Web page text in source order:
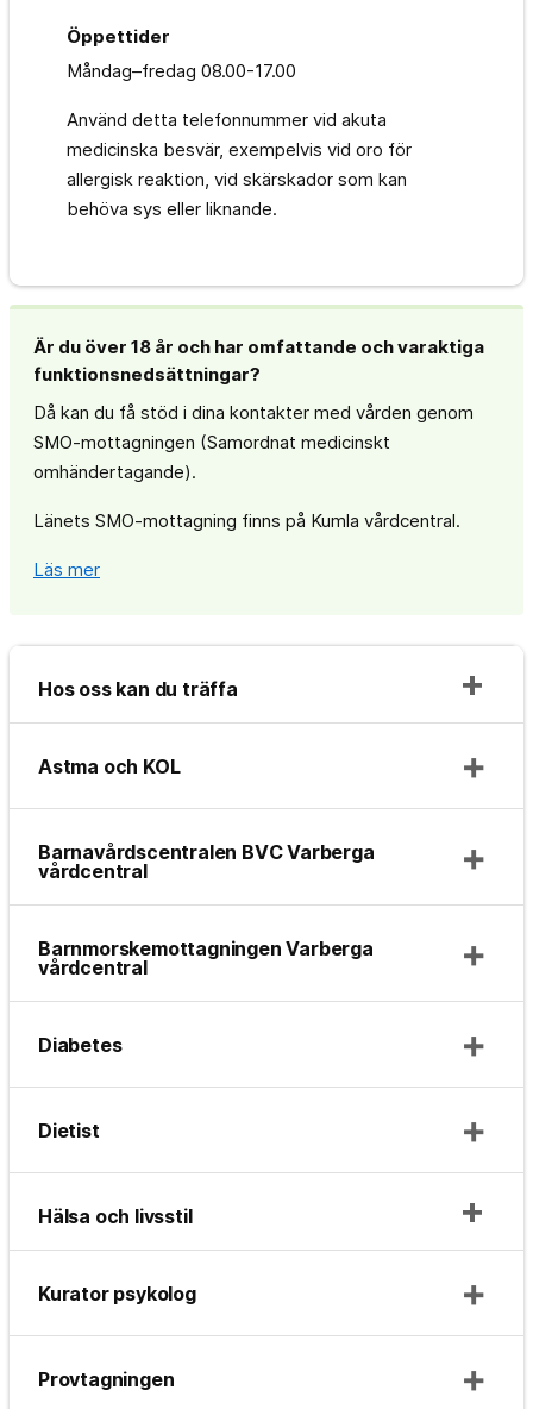
Öppettider
Måndag–fredag 08.00-17.00
Använd detta telefonnummer vid akuta
medicinska besvär, exempelvis vid oro för
allergisk reaktion, vid skärskador som kan
behöva sys eller liknande.
Är du över 18 år och har omfattande och varaktiga
funktionsnedsättningar?
Då kan du få stöd i dina kontakter med vården genom
SMO-mottagningen (Samordnat medicinskt
omhändertagande).
Länets SMO-mottagning finns på Kumla vårdcentral.
Läs mer
Hos oss kan du träffa
Astma och KOL
Barnavårdscentralen BVC Varberga
vårdcentral
Barnmorskemottagningen Varberga
vårdcentral
Diabetes
Dietist
Hälsa och livsstil
Kurator psykolog
Provtagningen